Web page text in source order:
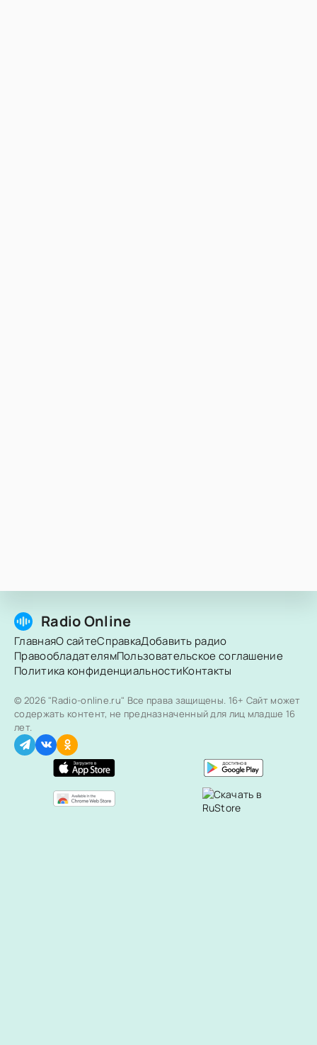
Radio Online
ГлавнаяО сайтеСправкаДобавить радио
ПравообладателямПользовательское соглашение
Политика конфиденциальностиКонтакты
© 2026 "Radio-online.ru" Все права защищены. 16+ Сайт может
содержать контент, не предназначенный для лиц младше 16
лет.